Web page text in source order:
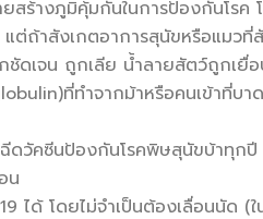
ร้างภูมิคุ้มกันในการป้องกันโรค
ถ้าสังเกตอาการสุนัขหรือแมว
เจน ถูกเลีย น้ำลายสัตว์ถูกเยื่
ที่ทำจากม้าหรือคนเข้าที่บา
วัคซีนป้องกันโรคพิษสุนัขบ้าทุก
น
ได้ โดยไม่จำเป็นต้องเลื่อนนัด